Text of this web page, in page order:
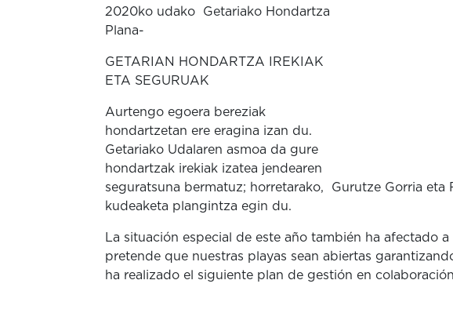
2020ko udako Getariako Hondartza
Plana-
GETARIAN HONDARTZA IREKIAK
ETA SEGURUAK
Aurtengo egoera bereziak
hondartzetan ere eragina izan du.
Getariako Udalaren asmoa da gure
hondartzak irekiak izatea jendearen
seguratsuna bermatuz; horretarako, Gurutze Gorria
kudeaketa plangintza egin du.
La situación especial de este año también ha afectado
pretende que nuestras playas sean abiertas
ha realizado el siguiente plan de gestión en